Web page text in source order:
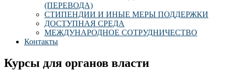
(ПЕРЕВОДА)
СТИПЕНДИИ И ИНЫЕ МЕРЫ ПОДДЕРЖКИ
ДОСТУПНАЯ СРЕДА
МЕЖДУНАРОДНОЕ СОТРУДНИЧЕСТВО
Контакты
Курсы для органов власти